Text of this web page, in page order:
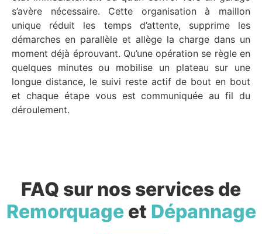
s’avère nécessaire. Cette organisation à maillon
unique réduit les temps d’attente, supprime les
démarches en parallèle et allège la charge dans un
moment déjà éprouvant. Qu’une opération se règle en
quelques minutes ou mobilise un plateau sur une
longue distance, le suivi reste actif de bout en bout
et chaque étape vous est communiquée au fil du
déroulement.
FAQ sur nos services de
Remorquageet Dépannage